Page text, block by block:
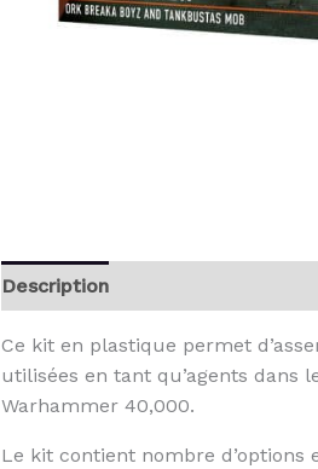
Description
Ce kit en plastique permet
utilisées en tant qu’agents dans
Warhammer 40,000.
Le kit contient nombre d’options